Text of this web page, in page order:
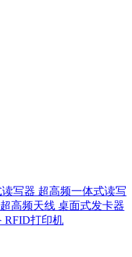
写器 超高频一体式读写
超高频天线 桌面式发卡器
RFID打印机